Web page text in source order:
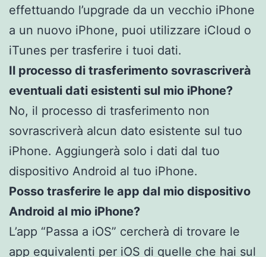
effettuando l’upgrade da un vecchio iPhone
a un nuovo iPhone, puoi utilizzare iCloud o
iTunes per trasferire i tuoi dati.
Il processo di trasferimento sovrascriverà
eventuali dati esistenti sul mio iPhone?
No, il processo di trasferimento non
sovrascriverà alcun dato esistente sul tuo
iPhone. Aggiungerà solo i dati dal tuo
dispositivo Android al tuo iPhone.
Posso trasferire le app dal mio dispositivo
Android al mio iPhone?
L’app “Passa a iOS” cercherà di trovare le
app equivalenti per iOS di quelle che hai sul